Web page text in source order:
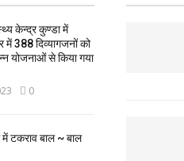
केन्द्र कुण्डा में
में 388 दिव्यागजनों को
योजनाओं से किया गया
0
टकराव बाल ~ बाल